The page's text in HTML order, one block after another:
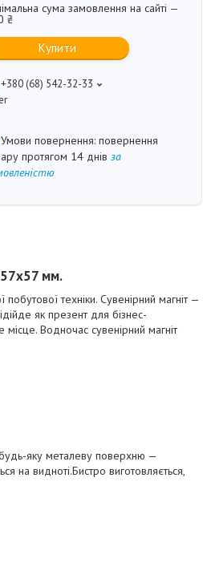
сума замовлення на сайті —
₴
Купити
+380 (68) 542-32-33
повернення
протягом 14 днів за
мм.
техніки. Сувенірний магніт —
як презент для бізнес-
Водночас сувенірний магніт
будь-яку металеву поверхню —
на видноті.Бистро виготовляється,